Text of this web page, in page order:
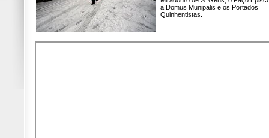
a Domus Munipalis e os Portados
Quinhentistas.